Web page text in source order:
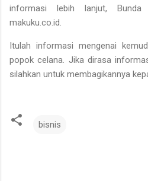
informasi lebih lanjut, Bunda
makuku.co.id.
Itulah informasi mengenai
popok celana. Jika dirasa
silahkan untuk membagikannya
bisnis